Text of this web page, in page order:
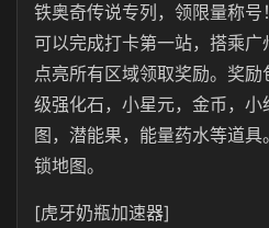
铁奥奇传说专列，领限量称
可以完成打卡第一站，搭乘广
点亮所有区域领取奖励。奖
级强化石，小星元，金币，
图，潜能果，能量药水等道
锁地图。
[虎牙奶瓶加速器]